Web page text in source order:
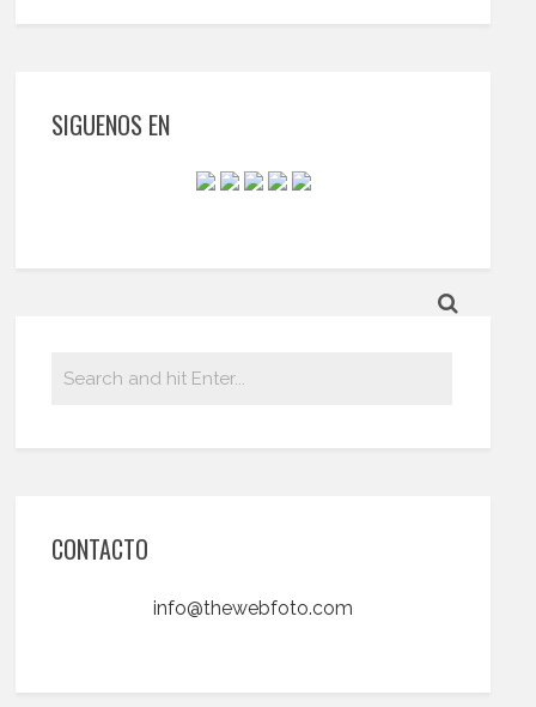
SIGUENOS EN
CONTACTO
info@thewebfoto.com